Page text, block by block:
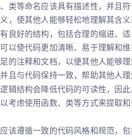
类等命名应该具有描述性，并且符
，使其他人能够轻松地理解其含义
良好的结构，包括合理的缩进、
以使代码更加清晰、易于理解和维
的注释和文档，以便其他人能够
且与代码保持一致，帮助其他人理
辑结构会降低代码的可读性，因
考虑使用函数、类等方式来提取
该遵循一致的代码风格和规范，